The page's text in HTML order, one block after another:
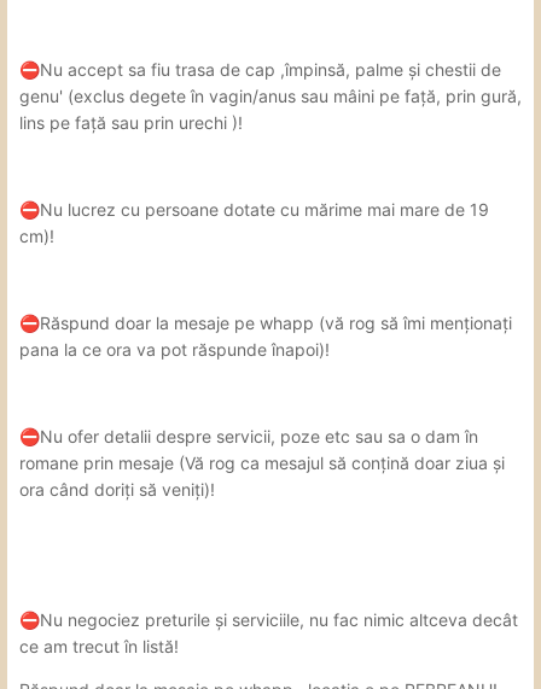
Igiena: 10/10Curata, epilata, a facut dus si in prezenta
mea.
cu tot ce ai nevoie.👌
o sa mai am ocazia. Fata e foarte pro-client si se implica
in asternuturi, pentru mine e clar de vizitat.
imbratisez!😘 🤗
Spor!
⛔️Nu accept sa fiu trasa de cap ,împinsă, palme și chestii de
genu' (exclus degete în vagin/anus sau mâini pe față, prin gură,
lins pe față sau prin urechi )!
⛔️Nu lucrez cu persoane dotate cu mărime mai mare de 19
cm)!
⛔️Răspund doar la mesaje pe whapp (vă rog să îmi menționați
pana la ce ora va pot răspunde înapoi)!
⛔️Nu ofer detalii despre servicii, poze etc sau sa o dam în
romane prin mesaje (Vă rog ca mesajul să conțină doar ziua și
ora când doriți să veniți)!
⛔️Nu negociez preturile și serviciile, nu fac nimic altceva decât
ce am trecut în listă!